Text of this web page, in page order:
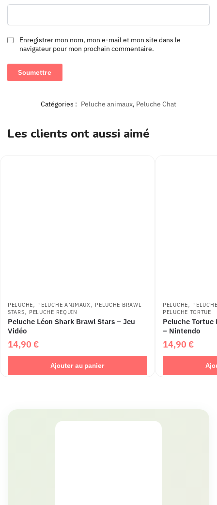
Enregistrer mon nom, mon e-mail et mon site dans le
navigateur pour mon prochain commentaire.
Catégories : Peluche animaux, Peluche Chat
Les clients ont aussi aimé
PELUCHE, PELUCHE ANIMAUX, PELUCHE BRAWL
STARS, PELUCHE REQUIN
Peluche Léon Shark Brawl Stars – Jeu
Vidéo
14,90 €
Ajouter au panier
PELUCHE,
PELUCHE TORTUE
Peluche Tortue
– Nintendo
14,90 €